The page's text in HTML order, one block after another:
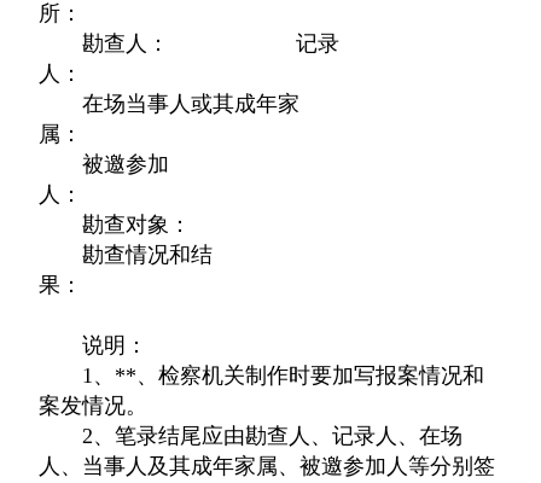
所：
勘查人： 记录
人：
在场当事人或其成年家
属：
被邀参加
人：
勘查对象：
勘查情况和结
果：
说明：
1、**、检察机关制作时要加写报案情况和
案发情况。
2、笔录结尾应由勘查人、记录人、在场
人、当事人及其成年家属、被邀参加人等分别签